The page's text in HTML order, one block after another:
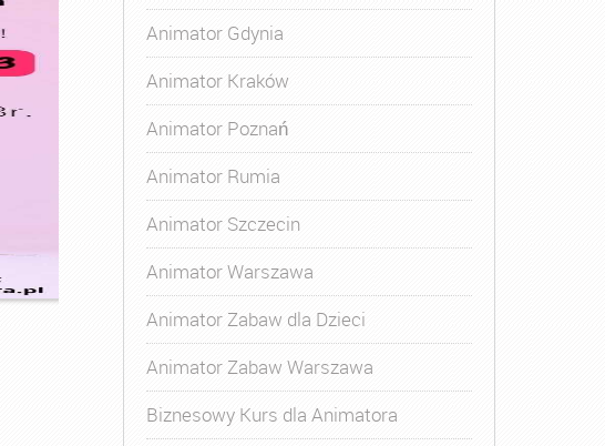
Animator Gdynia
Animator Kraków
Animator Poznań
Animator Rumia
Animator Szczecin
Animator Warszawa
Animator Zabaw dla Dzieci
Animator Zabaw Warszawa
Biznesowy Kurs dla Animatora